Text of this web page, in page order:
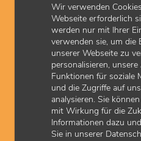
Wir verwenden
Webseite erforderlich
werden nur mit Ihrer
verwenden sie, um die
unserer Webseite zu
personalisieren,
Funktionen für soziale
und die Zugriffe auf
analysieren. Sie
mit Wirkung für die
Informationen dazu
Sie in unserer
Herzinsuffizienz?
PERMET-Studie: Hat
hinsichtlich der Gehstrecke?
PCSK9-Hemmer: Enlicitid
Nebenwirkung: Welche
Juckreiz aus?
Hypertonie: Systolischer
bestimmter Messmethode
Kurzinfos aus den
Amyloid-Antikörper
mit unklarer Evidenz zu Alter
Krampfrisiko erhöhen,